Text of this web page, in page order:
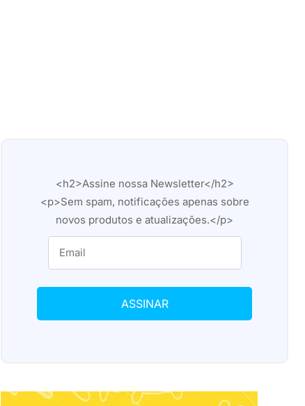
<h2>Assine nossa Newsletter</h2>
<p>Sem spam, notificações apenas sobre
novos produtos e atualizações.</p>
ASSINAR